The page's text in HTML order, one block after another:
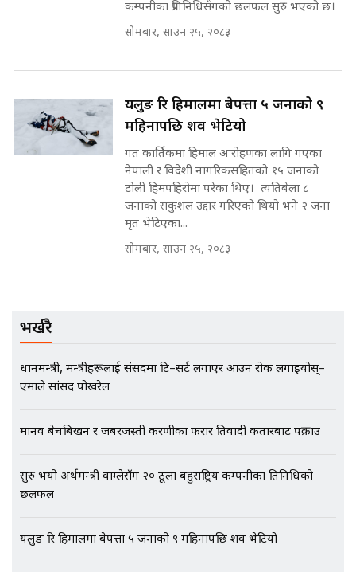
पूर्व मन्त्री रञ्जिता || SIDHAKURA
मन्त्रीले घुस डिल गरेको अडियो ! दुई झोला
SIDHAKURA INVESTIGATION |
मृतकका परिवारप्रति मेडिकल काउन्सीलको
|| THE REPORTER ||
कनेक्सन ! || VISIT VISA SCAM
भिजिट भिसामा गृह मन्त्रालयकै सेटिङः१
एभरेष्ट अस्पताल फलोअपः CCTV फुटेज
गायब || Everest Hospital
कम्पनीका प्रतिनिधिसँगको छलफल सुरु भएको छ।
सोमबार, साउन २५, २०८३
यलुङ रि हिमालमा बेपत्ता ५ जनाको ९
महिनापछि शव भेटियो
गत कार्तिकमा हिमाल आरोहणका लागि गएका
नेपाली र विदेशी नागरिकसहितको १५ जनाको
टोली हिमपहिरोमा परेका थिए। त्यतिबेला ८
जनाको सकुशल उद्दार गरिएको थियो भने २ जना
मृत भेटिएका...
सोमबार, साउन २५, २०८३
भर्खरै
प्रधानमन्त्री, मन्त्रीहरूलाई संसदमा टि–सर्ट लगाएर आउन रोक लगाइयोस्–
एमाले सांसद पोखरेल
मानव बेचबिखन र जबरजस्ती करणीका फरार प्रतिवादी कतारबाट पक्राउ
सुरु भयो अर्थमन्त्री वाग्लेसँग २० ठूला बहुराष्ट्रिय कम्पनीका प्रतिनिधिको
छलफल
यलुङ रि हिमालमा बेपत्ता ५ जनाको ९ महिनापछि शव भेटियो